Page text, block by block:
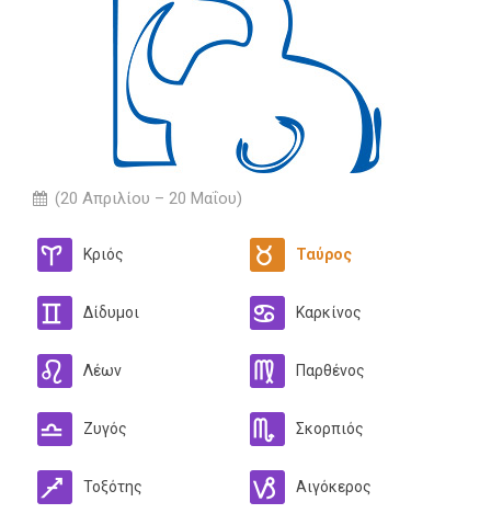
(20 Απριλίου – 20 Μαΐου)
Κριός Ταύρος
Δίδυμοι Καρκίνος
Λέων Παρθένος
Ζυγός Σκορπιός
Τοξότης Αιγόκερος